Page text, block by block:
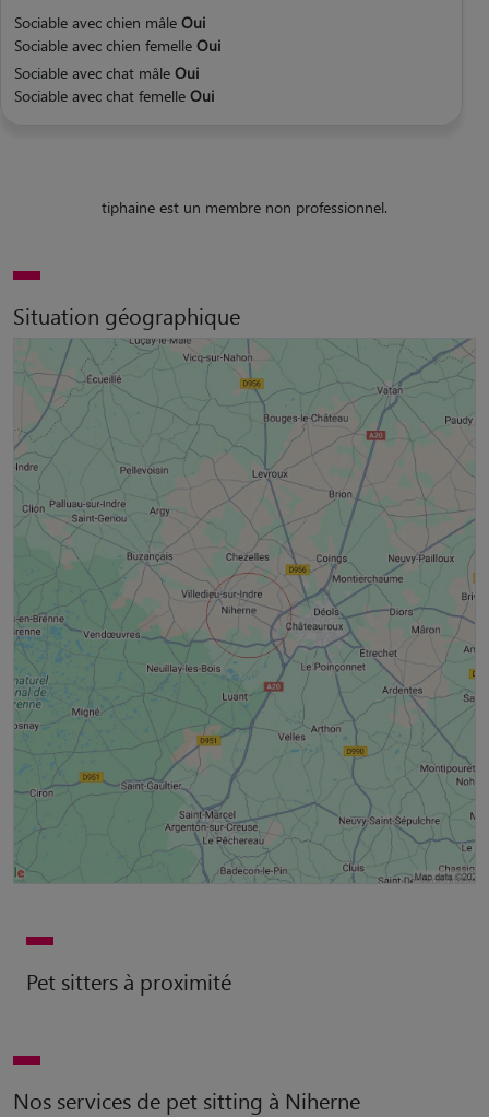
Sociable avec chien mâle Oui
Sociable avec chien femelle Oui
Sociable avec chat mâle Oui
Sociable avec chat femelle Oui
tiphaine est un membre non professionnel.
Situation géographique
Pet sitters à proximité
Nos services de pet sitting à Niherne